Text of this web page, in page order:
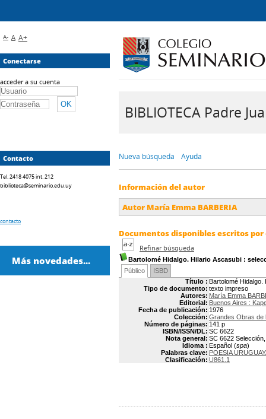
BIBLIOTECA Padre
Nueva búsqueda Ayuda
Información del autor
Autor María Emma BARBERIA
Documentos disponibles escritos
Refinar búsqueda
Bartolomé Hidalgo. Hilario Ascasubi :
Público
ISBD
Título : Bartolomé Hidalgo.
Tipo de documento: texto impreso
Autores: María Emma
Editorial: Buenos Aires :
Fecha de publicación: 1976
Colección: Grandes Obras de
Número de páginas: 141 p
ISBN/ISSN/DL: SC 6622
Nota general: SC 6622
Idioma : Español (spa)
Palabras clave: POESIA
Clasificación: U861.1
A- A A+
Conectarse
acceder a su cuenta
Contacto
Tel. 2418 4075 int. 212
biblioteca@seminario.edu.uy
contacto
Más novedades...